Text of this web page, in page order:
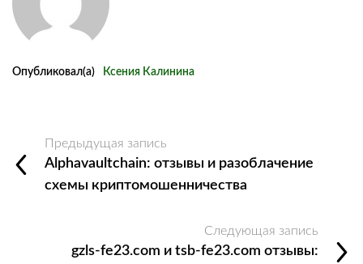
Опубликовал(а) Ксения Калинина
Предыдущая запись
Alphavaultchain: отзывы и разоблачение
схемы криптомошенничества
Следующая запись
gzls-fe23.com и tsb-fe23.com отзывы: